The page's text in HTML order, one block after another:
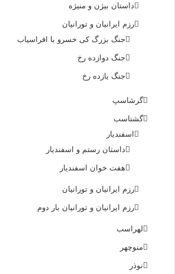
داستان بیژن و منیژه
رزم ایرانیان و تورانیان
جنگ بزرگ کی خسرو با افراسیاب
جنگ دوازده رخ
جنگ یازده رخ
گرشاسپ
گشتاسب
اسفندیار
داستان رستم و اسفندیار
هفت خوان اسفندیار
رزم ایرانیان و تورانیان
رزم ایرانیان و تورانیان بار دوم
لهراسب
منوچهر
نوذر